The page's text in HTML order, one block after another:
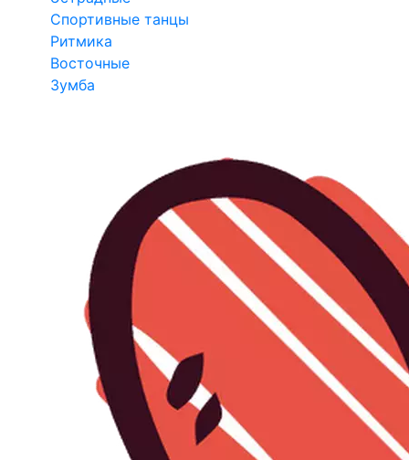
Спортивные танцы
Ритмика
Восточные
Зумба